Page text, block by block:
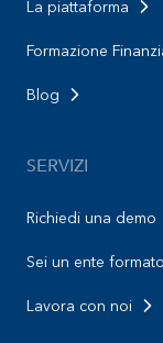
La piattaforma
Formazione
Blog
SERVIZI
Richiedi una demo
Sei un ente
Lavora con noi